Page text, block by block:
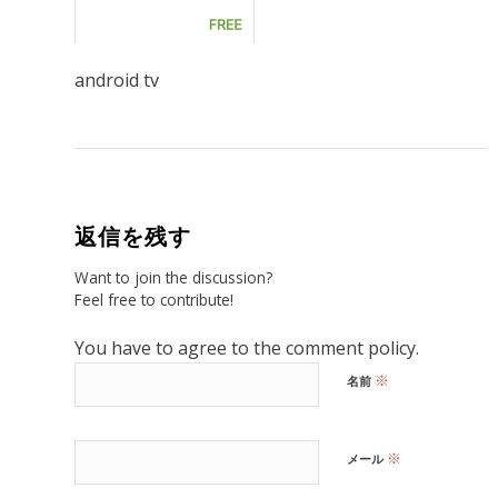
android tv
返信を残す
Want to join the discussion?
Feel free to contribute!
You have to agree to the comment policy.
名前 ※
メール ※